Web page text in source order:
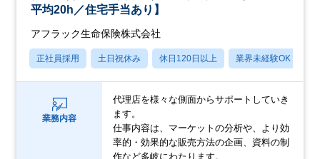
平均20h／住宅手当あり】
アフラック生命保険株式会社
正社員採用 土日祝休み 休日120日以上 業界未経験OK
業務内容
代理店を様々な側面からサポートしていき
ます。
仕事内容は、マーケットの分析や、より効
率的・効果的な販売方法の企画、資料の制
作など多岐にわたります。